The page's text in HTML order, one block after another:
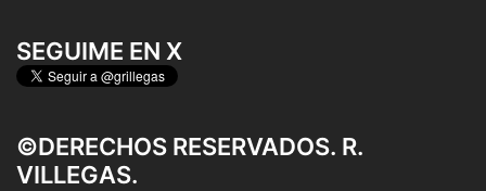
SEGUIME EN X
©DERECHOS RESERVADOS. R.
VILLEGAS.